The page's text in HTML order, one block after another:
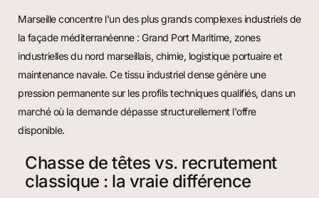
Marseille concentre l'un des plus grands complexes industriels de
la façade méditerranéenne : Grand Port Maritime, zones
industrielles du nord marseillais, chimie, logistique portuaire et
maintenance navale. Ce tissu industriel dense génère une
pression permanente sur les profils techniques qualifiés, dans un
marché où la demande dépasse structurellement l'offre
disponible.
Chasse de têtes vs. recrutement
classique : la vraie différence